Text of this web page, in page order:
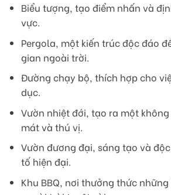
Biểu tượng, tạo điểm nhấn và
vực.
Pergola, một kiến trúc độc đáo
gian ngoài trời.
Đường chạy bộ, thích hợp cho
dục.
Vườn nhiệt đới, tạo ra một
mát và thú vị.
Vườn đương đại, sáng tạo và
tố hiện đại.
Khu BBQ, nơi thưởng thức